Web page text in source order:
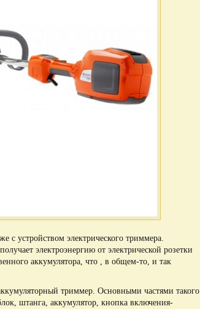
с устройством электрического триммера.
электроэнергию от электрической розетки
аккумулятора, что , в общем-то, и так
триммер. Основными частями такого
штанга, аккумулятор, кнопка включения-